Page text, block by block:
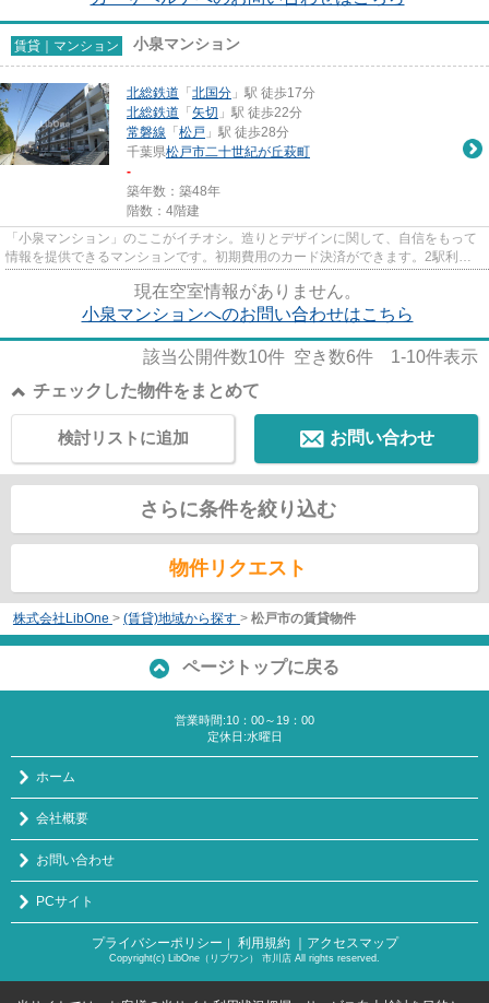
賃貸｜マンション 小泉マンション
北総鉄道 「 北国分 」駅 徒歩17分
北総鉄道 「 矢切 」駅 徒歩22分
常磐線 「 松戸 」駅 徒歩28分
千葉県松戸市二十世紀が丘萩町
-
築年数：築48年
階数：4階建
「小泉マンション」のここがイチオシ。造りとデザインに関して、自信をもって
情報を提供できるマンションです。初期費用のカード決済ができます。2駅利用
現在空室情報がありません。
小泉マンションへのお問い合わせはこちら
該当公開件数10件 空き数6件 1-10件表示
チェックした物件をまとめて
お問い合わせ
検討リストに追加
さらに条件を絞り込む
物件リクエスト
株式会社LibOne > (賃貸)地域から探す > 松戸市の賃貸物件
ページトップに戻る
営業時間:10：00～19：00
定休日:水曜日
ホーム
会社概要
お問い合わせ
PCサイト
プライバシーポリシー ｜ 利用規約 ｜アクセスマップ
Copyright(c) LibOne（リブワン） 市川店 All rights reserved.